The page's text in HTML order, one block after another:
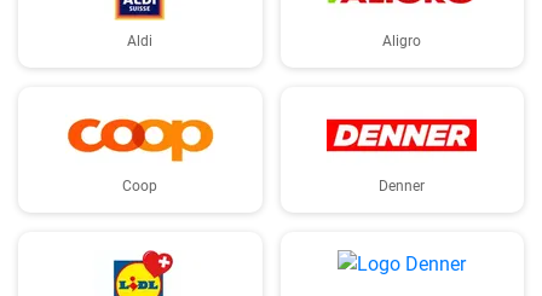
Aldi Aligro
Coop Denner